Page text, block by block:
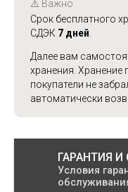
⚠️ Важно
Срок бесплатного
СДЭК 7 дней
Далее вам
хранения. Хранение
покупатели не
автоматически
ГАРАНТИЯ И
Условия